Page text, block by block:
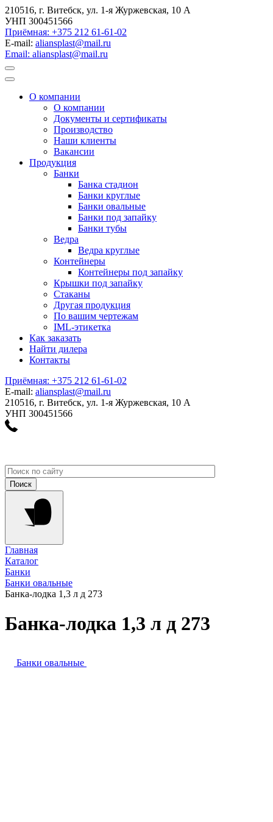
210516, г. Витебск, ул. 1-я Журжевская, 10 А
УНП 300451566
Приёмная: +375 212 61-61-02
E-mail: aliansplast@mail.ru
Email: aliansplast@mail.ru
О компании
О компании
Документы и сертификаты
Производство
Наши клиенты
Вакансии
Продукция
Банки
Банка стадион
Банки круглые
Банки овальные
Банки под запайку
Банки тубы
Ведра
Ведра круглые
Контейнеры
Контейнеры под запайку
Крышки под запайку
Стаканы
Другая продукция
По вашим чертежам
IML-этикетка
Как заказать
Найти дилера
Контакты
Приёмная: +375 212 61-61-02
E-mail: aliansplast@mail.ru
210516, г. Витебск, ул. 1-я Журжевская, 10 А
УНП 300451566
Главная
Каталог
Банки
Банки овальные
Банка-лодка 1,3 л д 273
Банка-лодка 1,3 л д 273
Банки овальные